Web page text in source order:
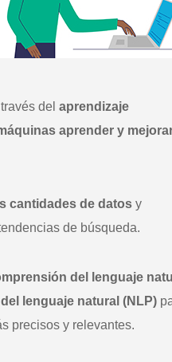
del aprendizaje
aprender y
cantidades de datos y
de búsqueda.
del lenguaje
lenguaje natural (NLP)
precisos y relevantes.